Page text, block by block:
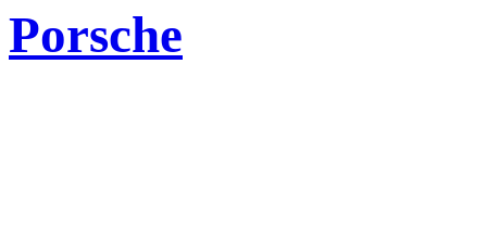
Porsche